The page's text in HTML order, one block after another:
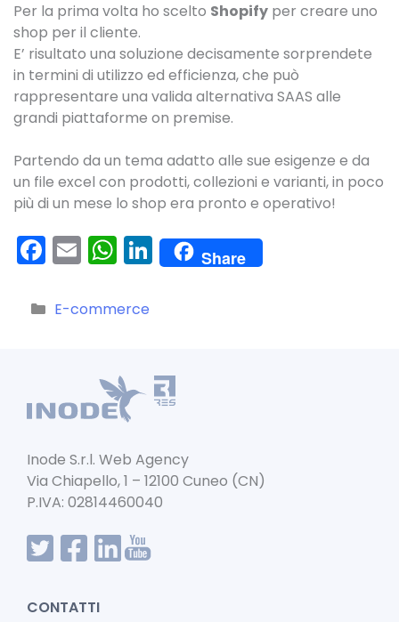
Per la prima volta ho scelto Shopify per creare uno
shop per il cliente.
E’ risultato una soluzione decisamente sorprendete
in termini di utilizzo ed efficienza, che può
rappresentare una valida alternativa SAAS alle
grandi piattaforme on premise.
Partendo da un tema adatto alle sue esigenze e da
un file excel con prodotti, collezioni e varianti, in poco
più di un mese lo shop era pronto e operativo!
F
c
o
o
k
E
ai
W
a
p
p
Li
n
n
Share
Categorie
E-commerce
Inode S.r.l. Web Agency
Via Chiapello, 1 – 12100 Cuneo (CN)
P.IVA: 02814460040
CONTATTI